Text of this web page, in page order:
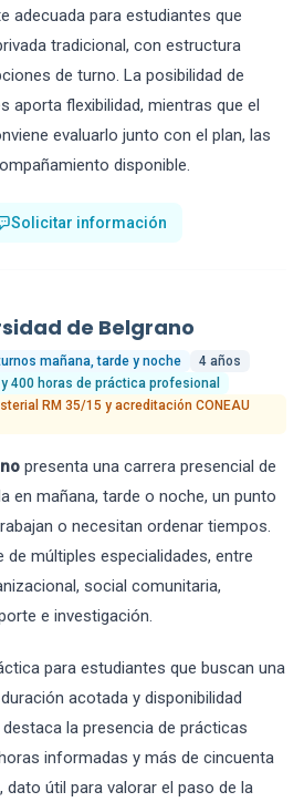
adecuada para estudiantes que
tradicional, con estructura
de turno. La posibilidad de
aporta flexibilidad, mientras que el
evaluarlo junto con el plan, las
disponible.
Solicitar información
de Belgrano
mañana, tarde y noche
4 años
400 horas de práctica profesional
RM 35/15 y acreditación CONEAU
presenta una carrera presencial de
en mañana, tarde o noche, un punto
o necesitan ordenar tiempos.
de múltiples especialidades, entre
social comunitaria,
e investigación.
para estudiantes que buscan una
acotada y disponibilidad
la presencia de prácticas
informadas y más de cincuenta
útil para valorar el paso de la